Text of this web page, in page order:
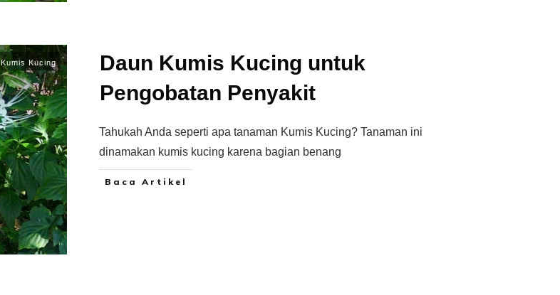
Kumis Kucing
Daun Kumis Kucing untuk
Pengobatan Penyakit
Tahukah Anda seperti apa tanaman Kumis Kucing? Tanaman ini
dinamakan kumis kucing karena bagian benang
Baca Artikel